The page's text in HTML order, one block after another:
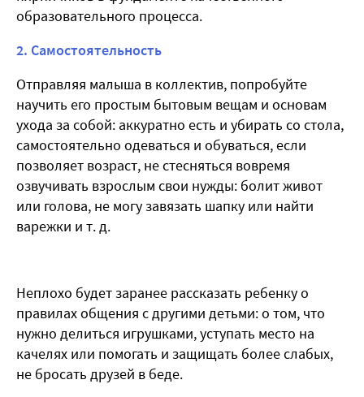
образовательного процесса.
2. Самостоятельность
Отправляя малыша в коллектив, попробуйте
научить его простым бытовым вещам и основам
ухода за собой: аккуратно есть и убирать со стола,
самостоятельно одеваться и обуваться, если
позволяет возраст, не стесняться вовремя
озвучивать взрослым свои нужды: болит живот
или голова, не могу завязать шапку или найти
варежки и т. д.
Неплохо будет заранее рассказать ребенку о
правилах общения с другими детьми: о том, что
нужно делиться игрушками, уступать место на
качелях или помогать и защищать более слабых,
не бросать друзей в беде.